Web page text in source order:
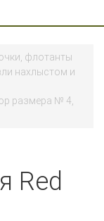
флотанты
нахлыстом и
размера № 4,
Red